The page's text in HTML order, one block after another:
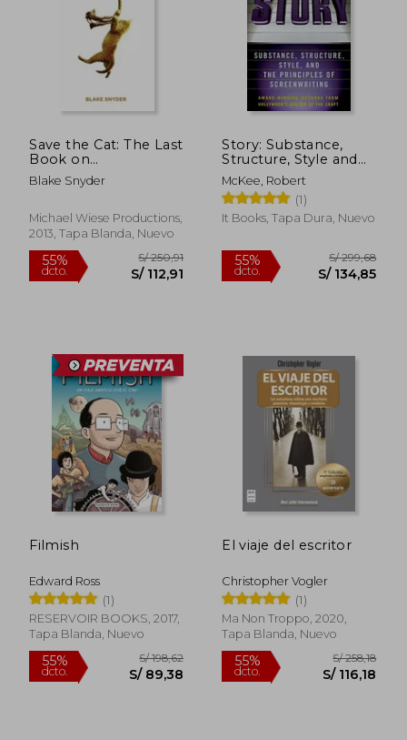
55%
dcto.
S/ 238,89
S/ 107,50
55%
dcto. S/
Save the Cat: The Last
Book on
Screenwriting You'Ll
Ever Need (en Inglés)
Blake Snyder
Michael Wiese Productions,
2013, Tapa Blanda, Nuevo
Story: Substance,
Structure, Style and
the Principles of
Screenwriting (en
Inglés)
McKee, Robert
(1)
It Books, Tapa Dura, Nuevo
Filmish
Edward Ross
(1)
RESERVOIR BOOKS, 2017,
Tapa Blanda, Nuevo
El viaje del escritor
Christopher Vogler
(1)
Ma Non Troppo, 2020,
Tapa Blanda, Nuevo